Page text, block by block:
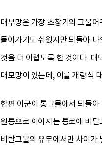
대부망은 가장 초창기의 그물
들어가기도 쉬웠지만 되돌아
것을 더 어렵도록 한 것이다. 대
대모망이 있는데, 이를 개량식
한편 어군이 통그물에서 되돌
원통으로 이어지는 통로에 비
비탈그물의 유무에서만 차이가